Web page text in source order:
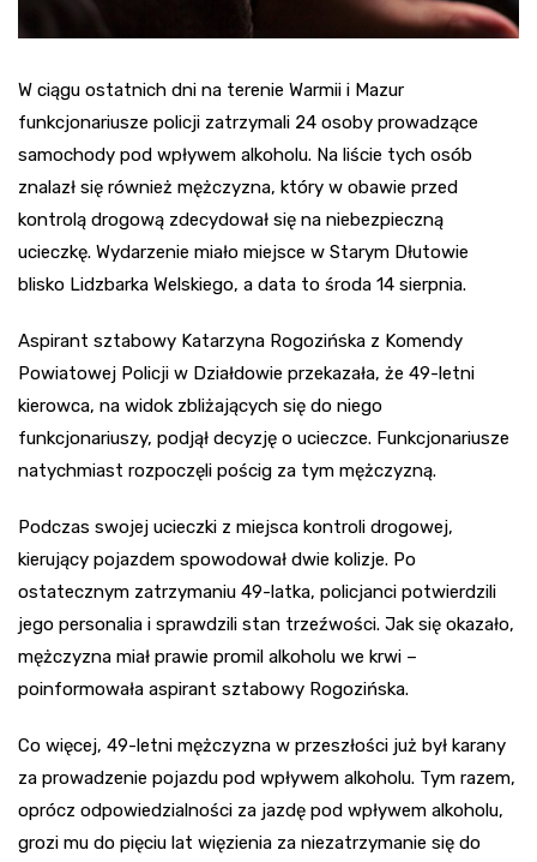
W ciągu ostatnich dni na terenie Warmii i Mazur
funkcjonariusze policji zatrzymali 24 osoby prowadzące
samochody pod wpływem alkoholu. Na liście tych osób
znalazł się również mężczyzna, który w obawie przed
kontrolą drogową zdecydował się na niebezpieczną
ucieczkę. Wydarzenie miało miejsce w Starym Dłutowie
blisko Lidzbarka Welskiego, a data to środa 14 sierpnia.
Aspirant sztabowy Katarzyna Rogozińska z Komendy
Powiatowej Policji w Działdowie przekazała, że 49-letni
kierowca, na widok zbliżających się do niego
funkcjonariuszy, podjął decyzję o ucieczce. Funkcjonariusze
natychmiast rozpoczęli pościg za tym mężczyzną.
Podczas swojej ucieczki z miejsca kontroli drogowej,
kierujący pojazdem spowodował dwie kolizje. Po
ostatecznym zatrzymaniu 49-latka, policjanci potwierdzili
jego personalia i sprawdzili stan trzeźwości. Jak się okazało,
mężczyzna miał prawie promil alkoholu we krwi –
poinformowała aspirant sztabowy Rogozińska.
Co więcej, 49-letni mężczyzna w przeszłości już był karany
za prowadzenie pojazdu pod wpływem alkoholu. Tym razem,
oprócz odpowiedzialności za jazdę pod wpływem alkoholu,
grozi mu do pięciu lat więzienia za niezatrzymanie się do